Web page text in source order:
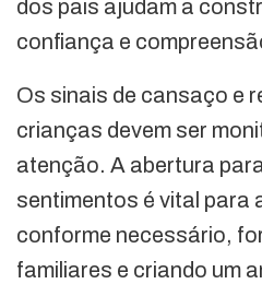
dos pais ajudam a
confiança e
Os sinais de cansaço e
crianças devem ser
atenção. A abertura
sentimentos é vital para
conforme necessário,
familiares e criando um